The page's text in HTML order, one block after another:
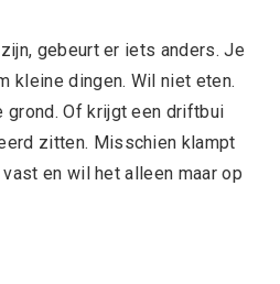
gebeurt er iets anders. Je
kleine dingen. Wil niet eten.
grond. Of krijgt een driftbui
zitten. Misschien klampt
en wil het alleen maar op